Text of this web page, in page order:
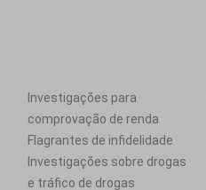
Investigações para
comprovação de renda
Flagrantes de infidelidade
Investigações sobre drogas
e tráfico de drogas